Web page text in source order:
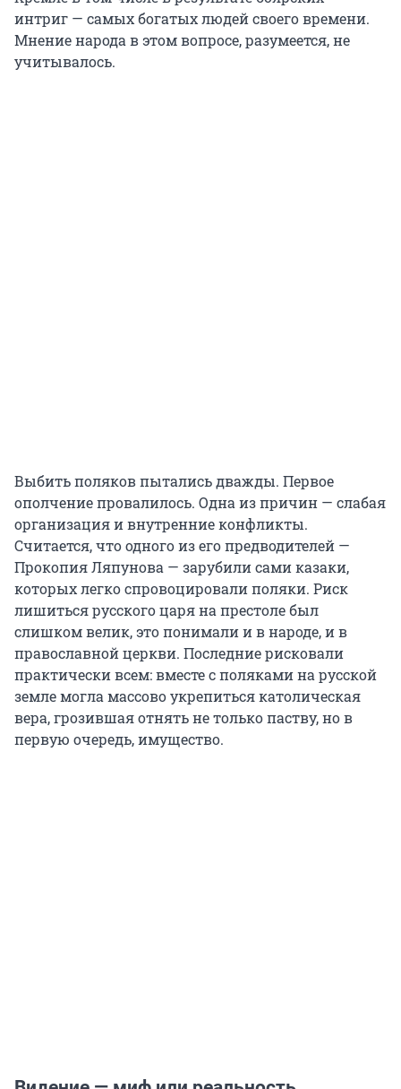
интриг — самых богатых людей своего времени.
Мнение народа в этом вопросе, разумеется, не
учитывалось.
Выбить поляков пытались дважды. Первое
ополчение провалилось. Одна из причин — слабая
организация и внутренние конфликты.
Считается, что одного из его предводителей —
Прокопия Ляпунова — зарубили сами казаки,
которых легко спровоцировали поляки. Риск
лишиться русского царя на престоле был
слишком велик, это понимали и в народе, и в
православной церкви. Последние рисковали
практически всем: вместе с поляками на русской
земле могла массово укрепиться католическая
вера, грозившая отнять не только паству, но в
первую очередь, имущество.